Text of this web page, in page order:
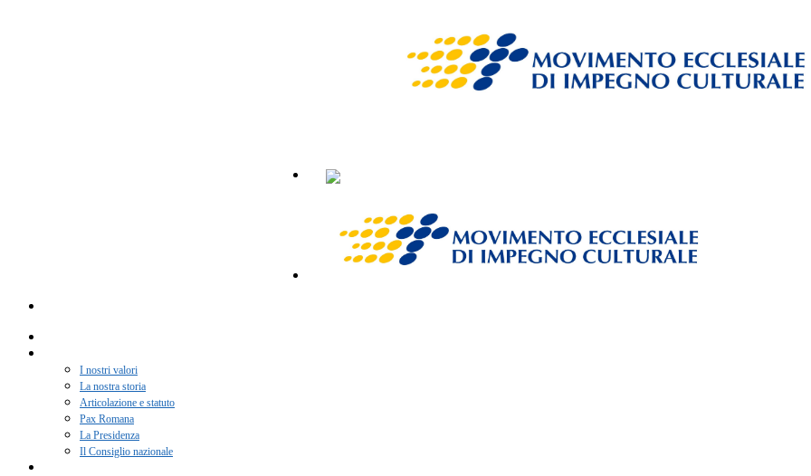
I nostri valori
La nostra storia
Articolazione e statuto
Pax Romana
La Presidenza
Il Consiglio nazionale